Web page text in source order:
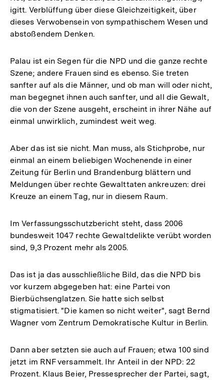
igitt. Verblüffung über diese Gleichzeitigkeit, über
dieses Verwobensein von sympathischem Wesen und
abstoßendem Denken.
Palau ist ein Segen für die NPD und die ganze rechte
Szene; andere Frauen sind es ebenso. Sie treten
sanfter auf als die Männer, und ob man will oder nicht,
man begegnet ihnen auch sanfter, und all die Gewalt,
die von der Szene ausgeht, erscheint in ihrer Nähe auf
einmal unwirklich, zumindest weit weg.
Aber das ist sie nicht. Man muss, als Stichprobe, nur
einmal an einem beliebigen Wochenende in einer
Zeitung für Berlin und Brandenburg blättern und
Meldungen über rechte Gewalttaten ankreuzen: drei
Kreuze an einem Tag, nur in diesem Raum.
Im Verfassungsschutzbericht steht, dass 2006
bundesweit 1047 rechte Gewaltdelikte verübt worden
sind, 9,3 Prozent mehr als 2005.
Das ist ja das ausschließliche Bild, das die NPD bis
vor kurzem abgegeben hat: eine Partei von
Bierbüchsenglatzen. Sie hatte sich selbst
stigmatisiert. "Die kamen so nicht weiter", sagt Bernd
Wagner vom Zentrum Demokratische Kultur in Berlin.
Dann aber setzten sie auch auf Frauen; etwa 100 sind
jetzt im RNF versammelt. Ihr Anteil in der NPD: 22
Prozent. Klaus Beier, Pressesprecher der Partei, sagt,